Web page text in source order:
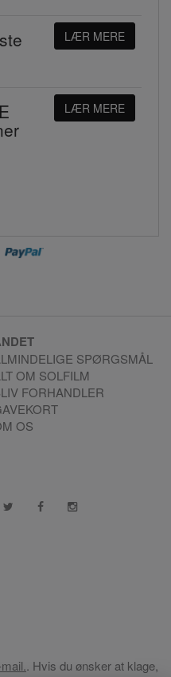
LÆR MERE
LÆR MERE
SPØRGSMÅL
OM SOLFILM
FORHANDLER
OS
. Hvis du ønsker at klage,